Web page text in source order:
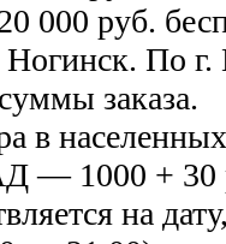
000 руб.
Ногинск. По г.
заказа.
в
— 1000 + 30
на